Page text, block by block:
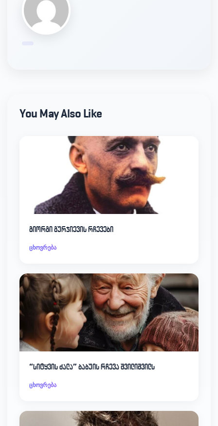
You May Also Like
გიორგი გურჯიევის რჩევები
ცხოვრება
“სიტყვის ძალა” ბაბუის რჩევა შვილიშვილს
ცხოვრება